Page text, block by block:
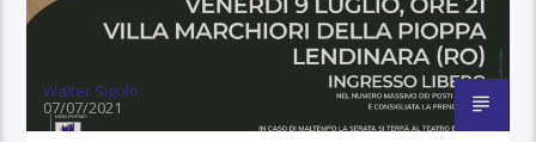
Walter Sigolo
07/07/2021